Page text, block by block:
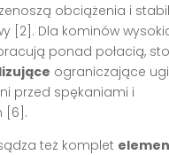
obciążenia i
[2]. Dla kominów
ponad połacią,
ograniczające
przed spękaniami i
[6].
też komplet